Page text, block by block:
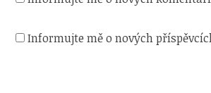
Informujte mě o nových